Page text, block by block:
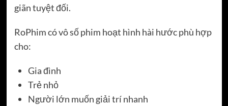
giãn tuyệt đối.
RoPhim có vô số phim hoạt hình hài hước phù hợp
cho:
Gia đình
Trẻ nhỏ
Người lớn muốn giải trí nhanh